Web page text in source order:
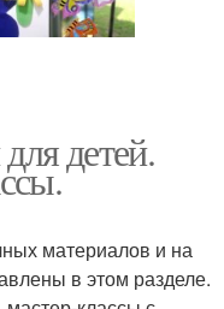
детей.
материалов и на
в этом разделе.